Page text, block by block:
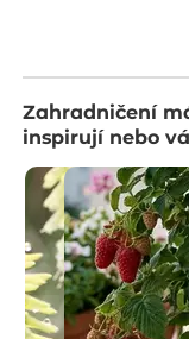
Zahradničení
inspirují nebo